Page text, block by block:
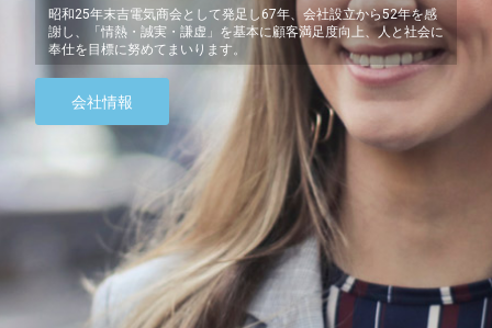
昭和25年末吉電気商会として発足し67年、会社設立から52年を感
謝し、「情熱・誠実・謙虚」を基本に顧客満足度向上、人と社会に
奉仕を目標に努めてまいります。
会社情報